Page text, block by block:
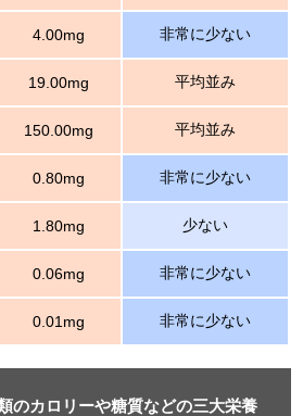
4.00mg 非常に少ない
19.00mg 平均並み
150.00mg 平均並み
0.80mg 非常に少ない
1.80mg 少ない
0.06mg 非常に少ない
0.01mg 非常に少ない
のカロリーや糖質などの三大栄養